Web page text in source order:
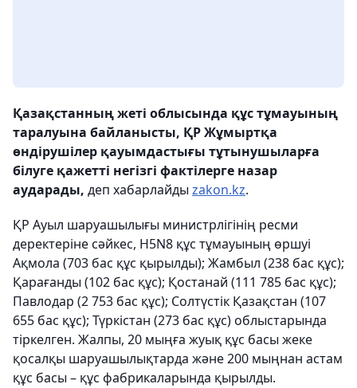
Қазақстанның жеті облысында құс тұмауының
таралуына байланысты, ҚР Жұмыртқа
өндірушілер қауымдастығы тұтынушыларға
білуге қажетті негізгі фактілерге назар
аударады, деп хабарлайды zakon.kz.
ҚР Ауыл шаруашылығы министрлігінің ресми
деректеріне сәйкес, H5N8 құс тұмауының өршуі
Ақмола (703 бас құс қырылды); Жамбыл (238 бас құс);
Қарағанды (102 бас құс); Қостанай (111 785 бас құс);
Павлодар (2 753 бас құс); Солтүстік Қазақстан (107
655 бас құс); Түркістан (273 бас құс) облыстарында
тіркелген. Жалпы, 20 мыңға жуық құс басы жеке
қосалқы шаруашылықтарда және 200 мыңнан астам
құс басы – құс фабрикаларында қырылды.